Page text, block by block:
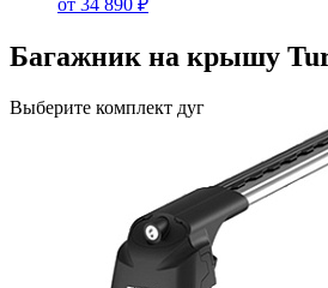
Багажник на крышу
Выберите комплект дуг